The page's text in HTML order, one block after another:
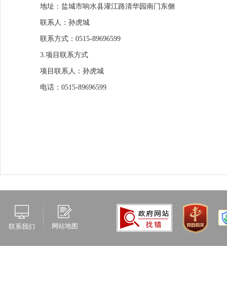
地址：盐城市响水县灌江路清华园南门东侧
联系人：孙虎城
联系方式：0515-89696599
3.项目联系方式
项目联系人：孙虎城
电话：0515-89696599
联系我们 网站地图